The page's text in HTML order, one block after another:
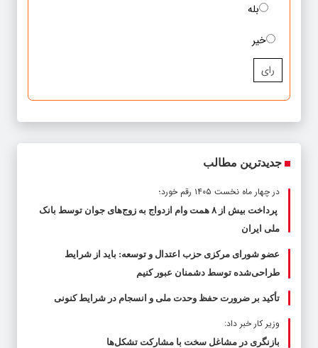
بله
خیر
رای
جدیدترین مطالب
در چهار ماه نخست ۱۴۰۵ رقم خورد؛
پرداخت بیش از ۸ همت وام ازدواج به زوج‌های جوان توسط بانک
ملی ایران
عضو شورای مرکزی حزب اعتدال و توسعه: باید از شرایط
طراحی‌شده توسط دشمنان عبور کنیم
تأکید بر ضرورت حفظ وحدت ملی و انسجام در شرایط کنونی
وزیر کار خبر داد:
بازنگری در مشاغل سخت با مشارکت تشکل‌ها